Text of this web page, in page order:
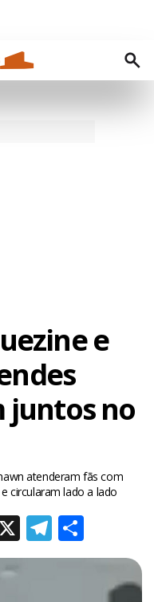
e
juntos no
atenderam fãs com
circularam lado a lado
Twitter
X